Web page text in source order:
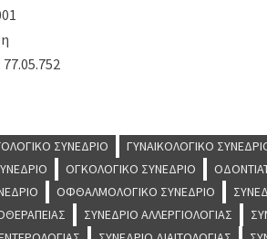
ΣΥΝΈΔΡΙΟ ΓΥΝΑΙΚΟΛΟΓΙΚΌ
ΟΓΚΟΛΟΓΙΚΌ ΣΥΝΈΔΡΙΟ
ΟΦΘΑΛΜΟΛΟΓΙΚΌ ΣΥΝΈΔΡΙΟ
ΣΥΝΈΔΡΙΟ ΑΛΛΕΡΓΙΟΛΟΓΊΑΣ